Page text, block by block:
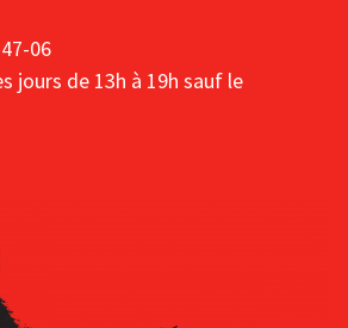
06
jours de 13h à 19h sauf le